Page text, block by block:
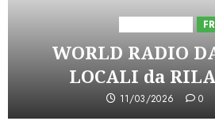
WORLD RADIO
LOCALI da
11/03/2026 0